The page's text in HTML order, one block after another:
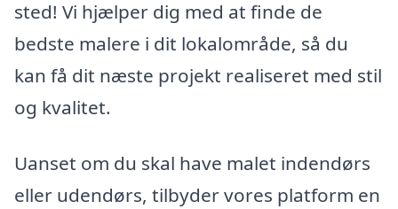
sted! Vi hjælper dig med at finde de
bedste malere i dit lokalområde, så du
kan få dit næste projekt realiseret med stil
og kvalitet.
Uanset om du skal have malet indendørs
eller udendørs, tilbyder vores platform en